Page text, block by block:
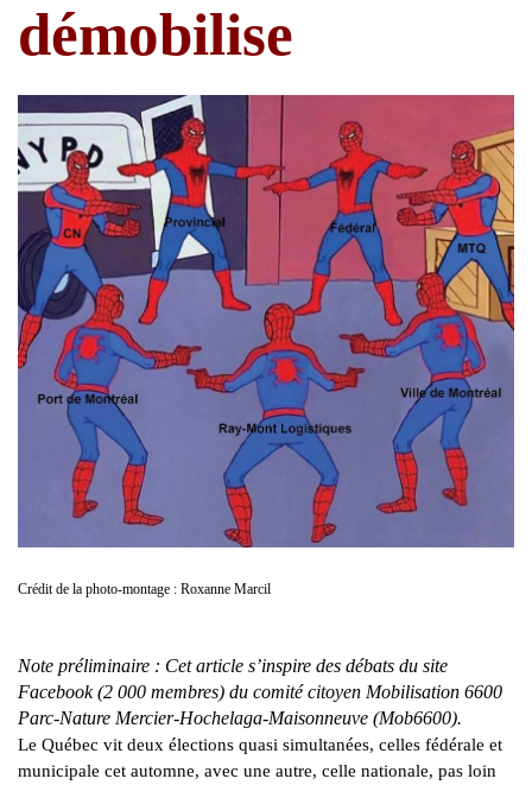
démobilise
Crédit de la photo-montage : Roxanne Marcil
Note préliminaire : Cet article s’inspire des débats du site
Facebook (2 000 membres) du comité citoyen Mobilisation 6600
Parc-Nature Mercier-Hochelaga-Maisonneuve (Mob6600).
Le Québec vit deux élections quasi simultanées, celles fédérale et
municipale cet automne, avec une autre, celle nationale, pas loin